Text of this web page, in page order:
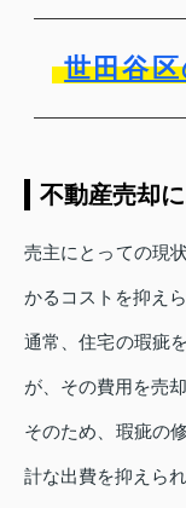
世田谷
不動産売却
売主にとっての現
かるコストを抑え
通常、住宅の瑕疵
が、その費用を売
そのため、瑕疵の
計な出費を抑えられ